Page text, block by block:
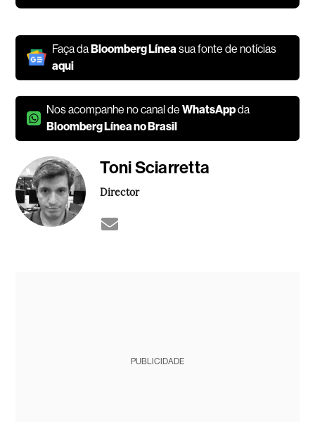
Faça daBloomberg Línea sua fonte de notícias
aqui
Nos acompanhe no canal deWhatsAppda
Bloomberg Línea no Brasil
Toni Sciarretta
Director
PUBLICIDADE